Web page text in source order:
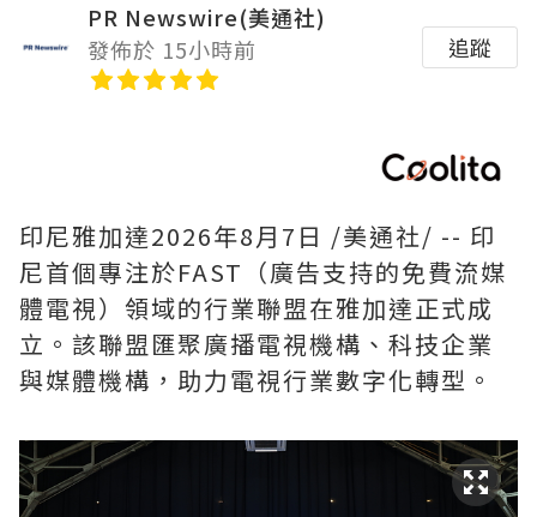
PR Newswire(美通社)
發佈於 15小時前
追蹤
印尼雅加達2026年8月7日 /美通社/ -- 印
尼首個專注於FAST（廣告支持的免費流媒
體電視）領域的行業聯盟在雅加達正式成
立。該聯盟匯聚廣播電視機構、科技企業
與媒體機構，助力電視行業數字化轉型。